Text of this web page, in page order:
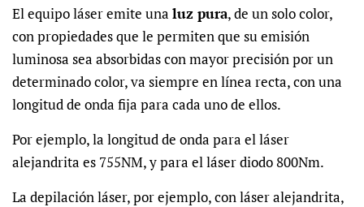
El equipo láser emite una luz pura, de un solo color,
con propiedades que le permiten que su emisión
luminosa sea absorbidas con mayor precisión por un
determinado color, va siempre en línea recta, con una
longitud de onda fija para cada uno de ellos.
Por ejemplo, la longitud de onda para el láser
alejandrita es 755NM, y para el láser diodo 800Nm.
La depilación láser, por ejemplo, con láser alejandrita,